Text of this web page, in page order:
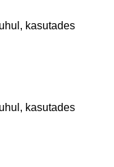
kasutades
kasutades